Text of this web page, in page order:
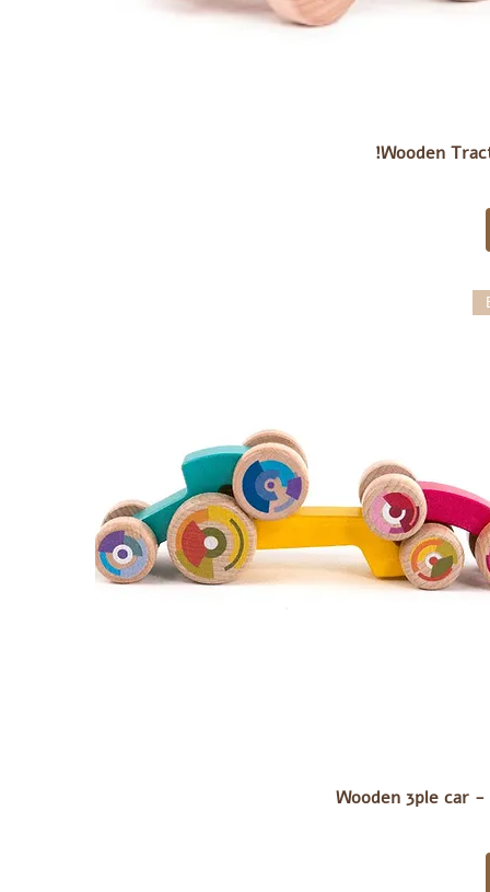
Wooden
Wooden 3ple car